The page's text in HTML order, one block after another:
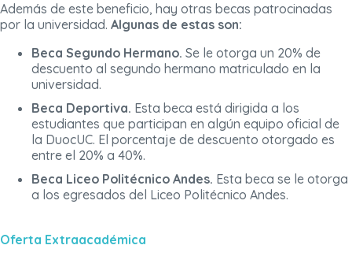
Además de este beneficio, hay otras becas patrocinadas
por la universidad. Algunas de estas son:
Beca Segundo Hermano. Se le otorga un 20% de
descuento al segundo hermano matriculado en la
universidad.
Beca Deportiva. Esta beca está dirigida a los
estudiantes que participan en algún equipo oficial de
la DuocUC. El porcentaje de descuento otorgado es
entre el 20% a 40%.
Beca Liceo Politécnico Andes. Esta beca se le otorga
a los egresados del Liceo Politécnico Andes.
Oferta Extraacadémica